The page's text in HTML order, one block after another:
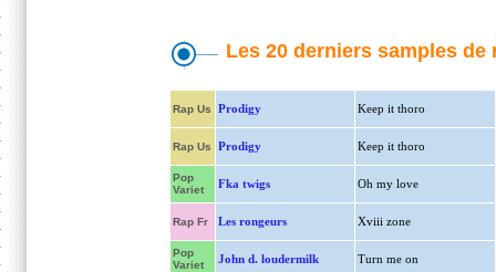
Les 20 derniers samples
Rap Us Prodigy Keep it thoro
Rap Us Prodigy Keep it thoro
Pop
Variet
Fka twigs Oh my love
Rap Fr Les rongeurs Xviii zone
Pop
Variet
John d. loudermilk Turn me on